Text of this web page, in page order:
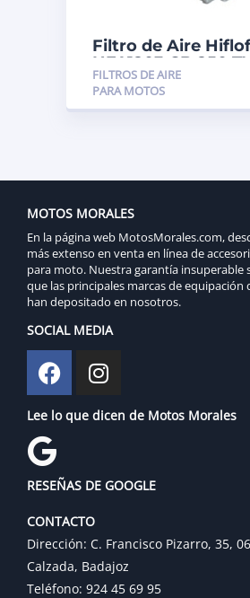
Filtro de Aire
HFA1203 CB 250
FIFTY
FILTROS DE AIRE
PARA MOTOS
MOTOS MORALES
En la página web MotosMorales.com,
más extenso en venta en línea de
para moto. Nuestra garantía insuperable
que las principales marcas de
han depositado en nosotros.
SOCIAL MEDIA
Lee lo que dicen de Motos Morales
RESEÑAS DE GOOGLE
CONTACTO
Dirección: C. Francisco Pizarro, 35,
Calzada, Badajoz
Teléfono: 924 45 69 95